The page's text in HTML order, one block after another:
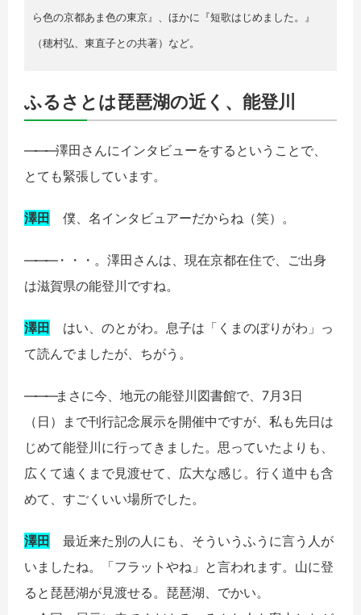
ら色の京都あま色の東京』、ほかに『短歌はじめました。』
（穂村弘、東直子との共著）など。
ふるさとは琵琶湖の近く、能登川
―――澤田さんにインタビューをするということで、
とても緊張しています。
澤田 僕、名インタビュアーだからね（笑）。
―――・・・。澤田さんは、現在京都在住で、ご出身
は滋賀県の能登川ですね。
澤田 はい、のとがわ。息子は「くまのぼりがわ」っ
て読んでましたが、ちがう。
―――まさに今、地元の能登川図書館で、7月3日
（日）まで刊行記念展示を開催中ですが、私も先日は
じめて能登川に行ってきました。思っていたよりも、
広くて遠くまで見渡せて、広大な感じ。行く道中も含
めて、すごくいい場所でした。
澤田 最近来た別の人にも、そういうふうに言う人が
いましたね。「フラットやね」と言われます。山に登
ると琵琶湖が見渡せる。琵琶湖、でかい。